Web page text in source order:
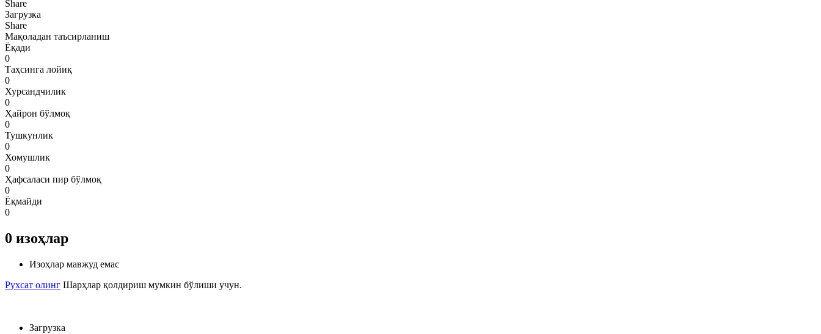
Share
Загрузка
Share
Мақоладан таъсирланиш
Ёқади
0
Таҳсинга лойиқ
0
Хурсандчилик
0
Ҳайрон бўлмоқ
0
Тушкунлик
0
Хомушлик
0
Ҳафсаласи пир бўлмоқ
0
Ёқмайди
0
0 изоҳлар
Изоҳлар мавжуд емас
Рухсат олинг Шарҳлар қолдириш мумкин бўлиши учун.
Загрузка